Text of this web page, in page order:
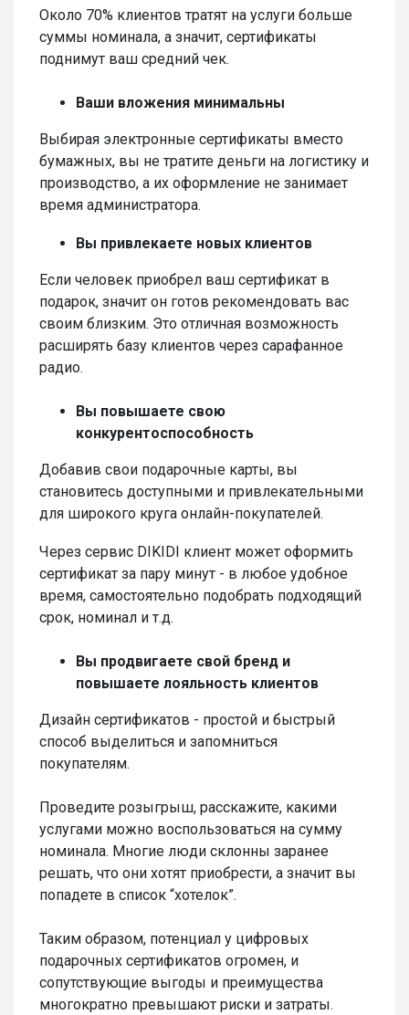
Около 70% клиентов тратят на услуги больше
суммы номинала, а значит, сертификаты
поднимут ваш средний чек.
Ваши вложения минимальны
Выбирая электронные сертификаты вместо
бумажных, вы не тратите деньги на логистику и
производство, а их оформление не занимает
время администратора.
Вы привлекаете новых клиентов
Если человек приобрел ваш сертификат в
подарок, значит он готов рекомендовать вас
своим близким. Это отличная возможность
расширять базу клиентов через сарафанное
радио.
Вы повышаете свою
конкурентоспособность
Добавив свои подарочные карты, вы
становитесь доступными и привлекательными
для широкого круга онлайн-покупателей.
Через сервис DIKIDI клиент может оформить
сертификат за пару минут - в любое удобное
время, самостоятельно подобрать подходящий
срок, номинал и т.д.
Вы продвигаете свой бренд и
повышаете лояльность клиентов
Дизайн сертификатов - простой и быстрый
способ выделиться и запомниться
покупателям.
Проведите розыгрыш, расскажите, какими
услугами можно воспользоваться на сумму
номинала. Многие люди склонны заранее
решать, что они хотят приобрести, а значит вы
попадете в список “хотелок”.
Таким образом, потенциал у цифровых
подарочных сертификатов огромен, и
сопутствующие выгоды и преимущества
многократно превышают риски и затраты.